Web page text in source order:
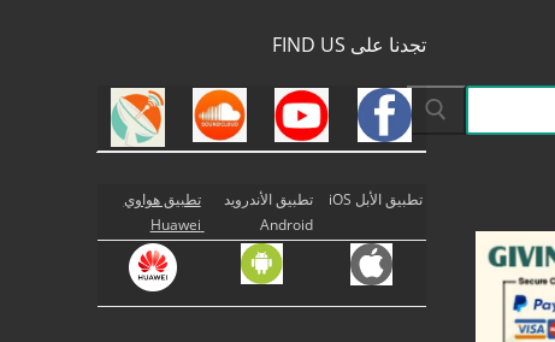
تجدنا على FIND US
تطبيق الأبل iOS
تطبيق الأندرويد
Android
تطبيق هواوي